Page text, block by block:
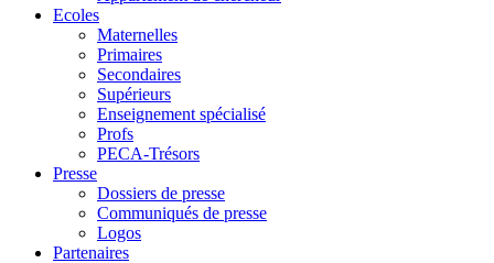
Ecoles
Maternelles
Primaires
Secondaires
Supérieurs
Enseignement spécialisé
Profs
PECA-Trésors
Presse
Dossiers de presse
Communiqués de presse
Logos
Partenaires